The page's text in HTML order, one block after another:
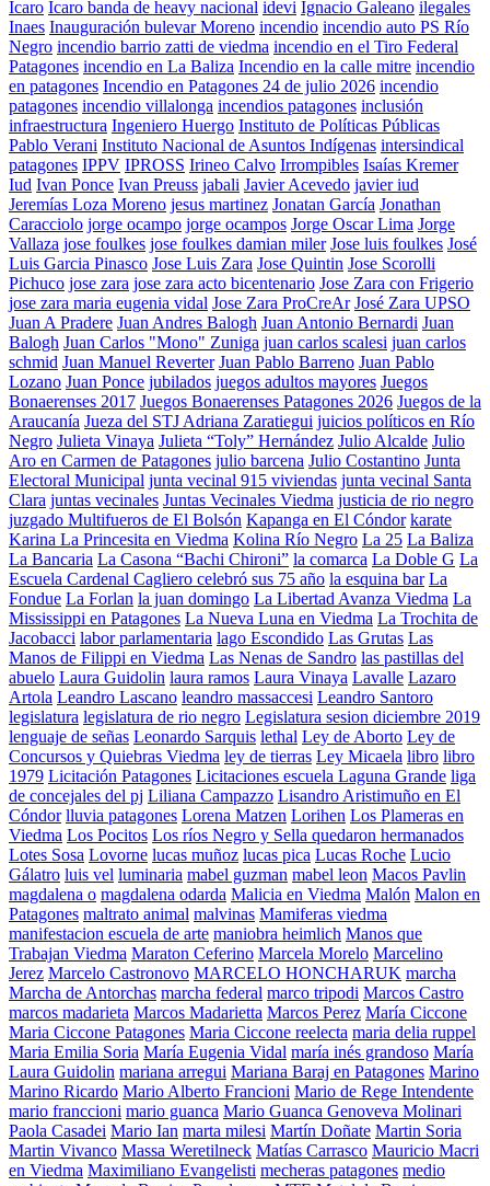
Ícaro Icaro banda de heavy nacional idevi Ignacio Galeano ilegales
Inaes Inauguración bulevar Moreno incendio incendio auto PS Río
Negro incendio barrio zatti de viedma incendio en el Tiro Federal
Patagones incendio en La Baliza Incendio en la calle mitre incendio
en patagones Incendio en Patagones 24 de julio 2026 incendio
patagones incendio villalonga incendios patagones inclusión
infraestructura Ingeniero Huergo Instituto de Políticas Públicas
Pablo Verani Instituto Nacional de Asuntos Indígenas intersindical
patagones IPPV IPROSS Irineo Calvo Irrompibles Isaías Kremer
Iud Ivan Ponce Ivan Preuss jabali Javier Acevedo javier iud
Jeremías Loza Moreno jesus martinez Jonatan García Jonathan
Caracciolo jorge ocampo jorge ocampos Jorge Oscar Lima Jorge
Vallaza jose foulkes jose foulkes damian miler Jose luis foulkes José
Luis Garcia Pinasco Jose Luis Zara Jose Quintin Jose Scorolli
Pichuco jose zara jose zara acto bicentenario Jose Zara con Frigerio
jose zara maria eugenia vidal Jose Zara ProCreAr José Zara UPSO
Juan A Pradere Juan Andres Balogh Juan Antonio Bernardi Juan
Balogh Juan Carlos "Mono" Zuniga juan carlos scalesi juan carlos
schmid Juan Manuel Reverter Juan Pablo Barreno Juan Pablo
Lozano Juan Ponce jubilados juegos adultos mayores Juegos
Bonaerenses 2017 Juegos Bonaerenses Patagones 2026 Juegos de la
Araucanía Jueza del STJ Adriana Zaratiegui juicios políticos en Río
Negro Julieta Vinaya Julieta “Toly” Hernández Julio Alcalde Julio
Aro en Carmen de Patagones julio barcena Julio Costantino Junta
Electoral Municipal junta vecinal 915 viviendas junta vecinal Santa
Clara juntas vecinales Juntas Vecinales Viedma justicia de rio negro
juzgado Multifueros de El Bolsón Kapanga en El Cóndor karate
Karina La Princesita en Viedma Kolina Río Negro La 25 La Baliza
La Bancaria La Casona “Bachi Chironi” la comarca La Doble G La
Escuela Cardenal Cagliero celebró sus 75 año la esquina bar La
Fondue La Forlan la juan domingo La Libertad Avanza Viedma La
Mississippi en Patagones La Nueva Luna en Viedma La Trochita de
Jacobacci labor parlamentaria lago Escondido Las Grutas Las
Manos de Filippi en Viedma Las Nenas de Sandro las pastillas del
abuelo Laura Guidolin laura ramos Laura Vinaya Lavalle Lazaro
Artola Leandro Lascano leandro massaccesi Leandro Santoro
legislatura legislatura de rio negro Legislatura sesion diciembre 2019
lenguaje de señas Leonardo Sarquis lethal Ley de Aborto Ley de
Concursos y Quiebras Viedma ley de tierras Ley Micaela libro libro
1979 Licitación Patagones Licitaciones escuela Laguna Grande liga
de concejales del pj Liliana Campazzo Lisandro Aristimuño en El
Cóndor lluvia patagones Lorena Matzen Lorihen Los Plameras en
Viedma Los Pocitos Los ríos Negro y Sella quedaron hermanados
Lotes Sosa Lovorne lucas muñoz lucas pica Lucas Roche Lucio
Gálatro luis vel luminaria mabel guzman mabel leon Macos Pavlin
magdalena o magdalena odarda Malicia en Viedma Malón Malon en
Patagones maltrato animal malvinas Mamiferas viedma
manifestacion escuela de arte maniobra heimlich Manos que
Trabajan Viedma Maraton Ceferino Marcela Morelo Marcelino
Jerez Marcelo Castronovo MARCELO HONCHARUK marcha
Marcha de Antorchas marcha federal marco tripodi Marcos Castro
marcos madarieta Marcos Madarietta Marcos Perez María Ciccone
Maria Ciccone Patagones Maria Ciccone reelecta maria delia ruppel
Maria Emilia Soria María Eugenia Vidal maría inés grandoso María
Laura Guidolin mariana arregui Mariana Baraj en Patagones Marino
Marino Ricardo Mario Alberto Francioni Mario de Rege Intendente
mario franccioni mario guanca Mario Guanca Genoveva Molinari
Paola Casadei Mario Ian marta milesi Martín Doñate Martin Soria
Martin Vivanco Massa Weretilneck Matías Carrasco Mauricio Macri
en Viedma Maximiliano Evangelisti mecheras patagones medio